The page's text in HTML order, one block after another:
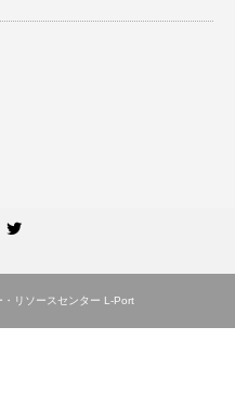
リソースセンター L-Port